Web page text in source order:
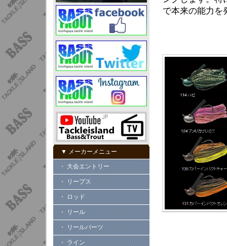
▼ メーカーメニュー
・ 大会エントリー
・ リープス
・ ロッド
・ リール
・ リールパーツ
・ ライン
で本来の能力を